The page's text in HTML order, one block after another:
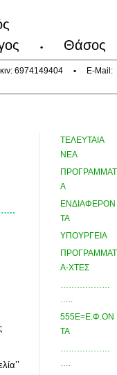
• Θάσος
κιν: 6974149404 •
E-Mail:
ΤΕΛΕΥΤΑΙΑ
ΝΕΑ
ΠΡΟΓΡΑΜΜΑΤ
Α
ΕΝΔΙΑΦΕΡΟΝ
ΤΑ
ΥΠΟΥΡΓΕΙΑ
ΠΡΟΓΡΑΜΜΑΤ
Α-ΧΤΕΣ
………………
…..
555Ε=Ε.Φ.ΟΝ
ΤΑ
………………
….